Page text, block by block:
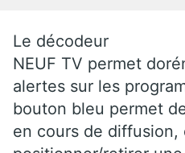
Le décodeur
NEUF TV permet
alertes sur les
bouton bleu permet
en cours de diffusion,